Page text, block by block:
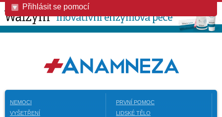
Přihlásit se pomocí
NEMOCI
VYŠETŘENÍ
PRVNÍ POMOC
LIDSKÉ TĚLO